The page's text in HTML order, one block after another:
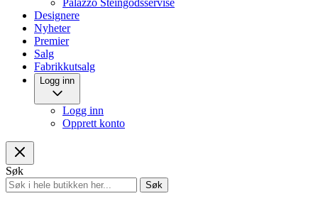
Palazzo Steingodsservise
Designere
Nyheter
Premier
Salg
Fabrikkutsalg
Logg inn
Logg inn
Opprett konto
Søk
Søk